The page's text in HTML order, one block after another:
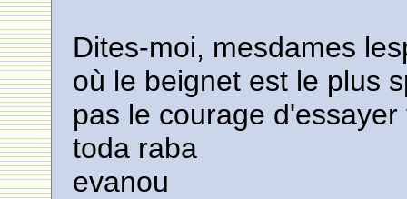
Dites-moi, mesdames
où le beignet est le plus
pas le courage
toda raba
evanou